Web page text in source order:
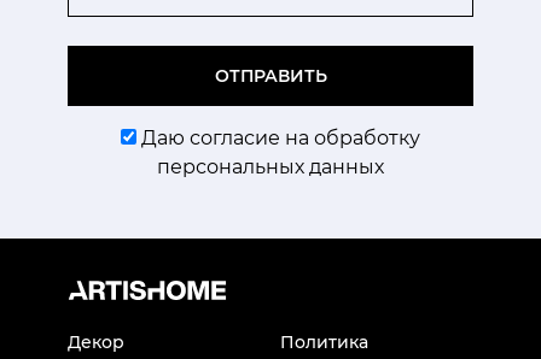
ОТПРАВИТЬ
Даю согласие на обработку
персональных данных
Декор
Политика